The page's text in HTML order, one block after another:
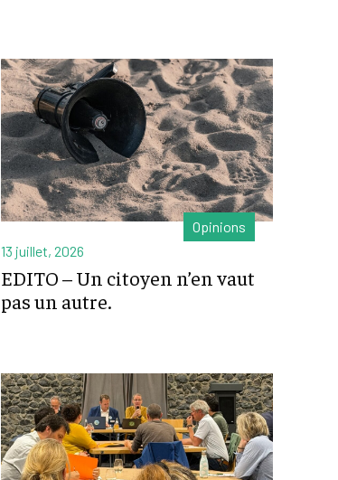
Opinions
13 juillet, 2026
EDITO – Un citoyen n’en vaut
pas un autre.